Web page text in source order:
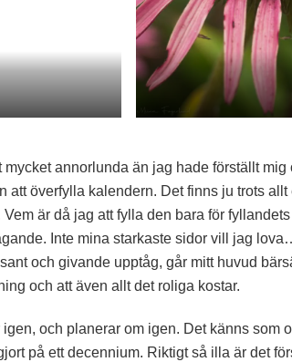
mycket annorlunda än jag hade förställt
att överfylla kalendern. Det finns ju trots
är då jag att fylla den bara för
Inte mina starkaste sidor vill jag
och givande upptåg, går mitt huvud
och att även allt det roliga kostar.
och planerar om igen. Det känns som
på ett decennium. Riktigt så illa är det